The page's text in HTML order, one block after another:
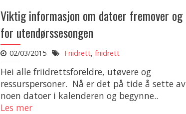
Viktig informasjon om datoer fremover og
for utendørssesongen
02/03/2015 Friidrett, friidrett
Hei alle friidrettsforeldre, utøvere og
ressurspersoner. Nå er det på tide å sette av
noen datoer i kalenderen og begynne..
Les mer